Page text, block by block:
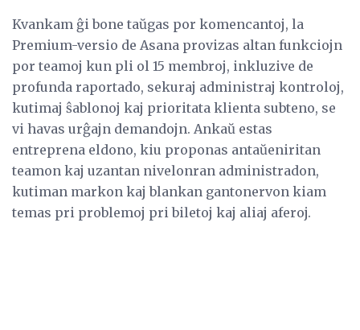
Kvankam ĝi bone taŭgas por komencantoj, la
Premium-versio de Asana provizas altan funkciojn
por teamoj kun pli ol 15 membroj, inkluzive de
profunda raportado, sekuraj administraj kontroloj,
kutimaj ŝablonoj kaj prioritata klienta subteno, se
vi havas urĝajn demandojn. Ankaŭ estas
entreprena eldono, kiu proponas antaŭeniritan
teamon kaj uzantan nivelonran administradon,
kutiman markon kaj blankan gantonervon kiam
temas pri problemoj pri biletoj kaj aliaj aferoj.